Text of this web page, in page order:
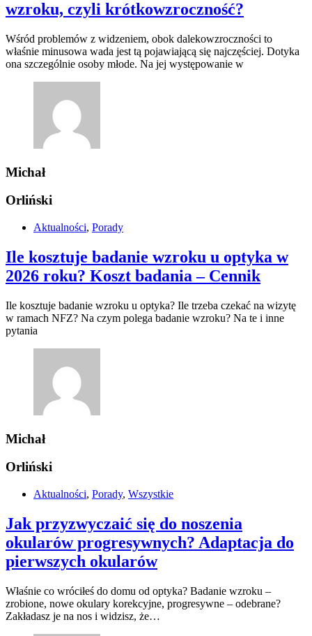
wzroku, czyli krótkowzroczność?
Wśród problemów z widzeniem, obok dalekowzroczności to
właśnie minusowa wada jest tą pojawiającą się najczęściej. Dotyka
ona szczególnie osoby młode. Na jej występowanie w
Michał
Orliński
Aktualności, Porady
Ile kosztuje badanie wzroku u optyka w
2026 roku? Koszt badania – Cennik
Ile kosztuje badanie wzroku u optyka? Ile trzeba czekać na wizytę
w ramach NFZ? Na czym polega badanie wzroku? Na te i inne
pytania
Michał
Orliński
Aktualności, Porady, Wszystkie
Jak przyzwyczaić się do noszenia
okularów progresywnych? Adaptacja do
pierwszych okularów
Właśnie co wróciłeś do domu od optyka? Badanie wzroku –
zrobione, nowe okulary korekcyjne, progresywne – odebrane?
Zakładasz je na nos i widzisz, że…